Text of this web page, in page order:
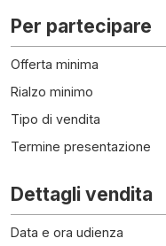
Per partecipare
Offerta minima
Rialzo minimo
Tipo di vendita
Termine presentazione
Dettagli vendita
Data e ora udienza